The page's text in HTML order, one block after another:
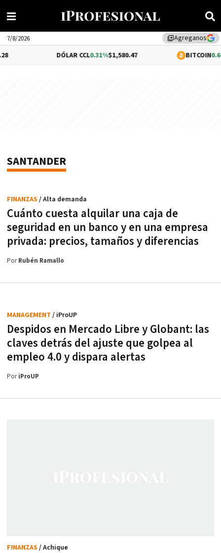
library_addAgreganos
7/8/2026
DÓLAR CCL0.31%$1,580.47 BITCOIN
SANTANDER
Cuánto cuesta alquilar una caja de
seguridad en un banco y en una empresa
privada: precios, tamaños y diferencias
FINANZAS / Alta demanda
PorRubén Ramallo
Despidos en Mercado Libre y Globant: las
claves detrás del ajuste que golpea al
empleo 4.0 y dispara alertas
MANAGEMENT / iProUP
PoriProUP
FINANZAS / Achique